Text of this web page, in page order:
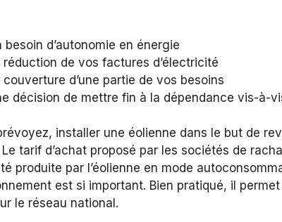
besoin d’autonomie en énergie
réduction de vos factures d’électricité
couverture d’une partie de vos besoins
décision de mettre fin à la dépendance vis-à-
installer une éolienne dans le but de
tarif d’achat proposé par les sociétés de
produite par l’éolienne en mode
est si important. Bien pratiqué, il
le réseau national.